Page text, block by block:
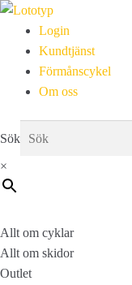
Login
Kundtjänst
Förmånscykel
Om oss
Sök
×
Allt om cyklar
Allt om skidor
Outlet